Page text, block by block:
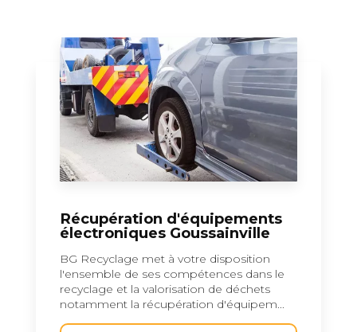
Récupération d'équipements
électroniques Goussainville
BG Recyclage met à votre disposition
l'ensemble de ses compétences dans le
recyclage et la valorisation de déchets
notamment la récupération d'équipem...